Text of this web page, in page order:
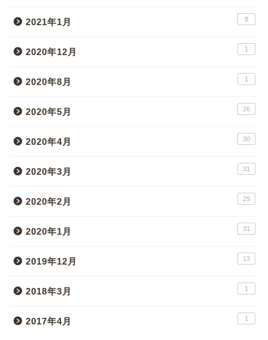
2021年1月 8
2020年12月 1
2020年8月 1
2020年5月 26
2020年4月 30
2020年3月 31
2020年2月 29
2020年1月 31
2019年12月 13
2018年3月 1
2017年4月 1